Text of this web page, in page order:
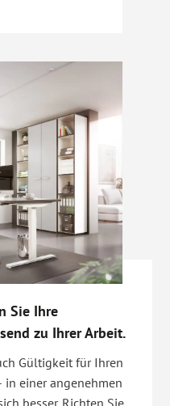
Sie Ihre
zu Ihrer Arbeit.
Gültigkeit für Ihren
in einer angenehmen